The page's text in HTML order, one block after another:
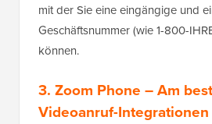
mit der Sie eine eingängige und
Geschäftsnummer (wie 1-800-
können.
3. Zoom Phone – Am
Videoanruf-Integrationen